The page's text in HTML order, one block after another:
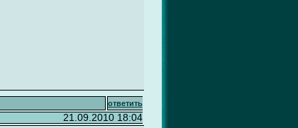
ответить
21.09.2010 18:04